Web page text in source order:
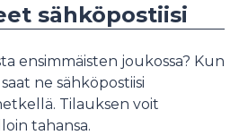
sähköpostiisi
ensimmäisten joukossa? Kun
ne sähköpostiisi
Tilauksen voit
tahansa.